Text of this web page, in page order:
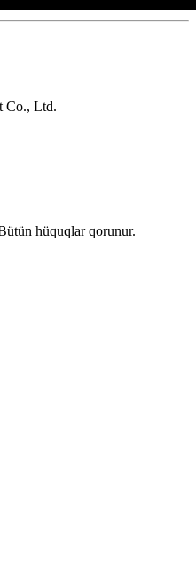
Co., Ltd.
hüquqlar qorunur.